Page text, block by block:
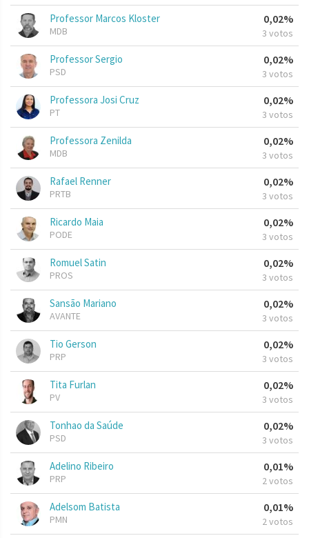
Professor Marcos Kloster
MDB
0,02%
3 votos
Professor Sergio
PSD
0,02%
3 votos
Professora Josi Cruz
PT
0,02%
3 votos
Professora Zenilda
MDB
0,02%
3 votos
Rafael Renner
PRTB
0,02%
3 votos
Ricardo Maia
PODE
0,02%
3 votos
Romuel Satin
PROS
0,02%
3 votos
Sansão Mariano
AVANTE
0,02%
3 votos
Tio Gerson
PRP
0,02%
3 votos
Tita Furlan
PV
0,02%
3 votos
Tonhao da Saúde
PSD
0,02%
3 votos
Adelino Ribeiro
PRP
0,01%
2 votos
Adelsom Batista
PMN
0,01%
2 votos